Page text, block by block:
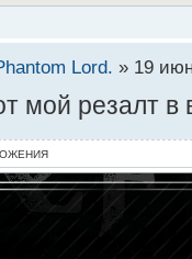
Lord. » 19
мой резалт в